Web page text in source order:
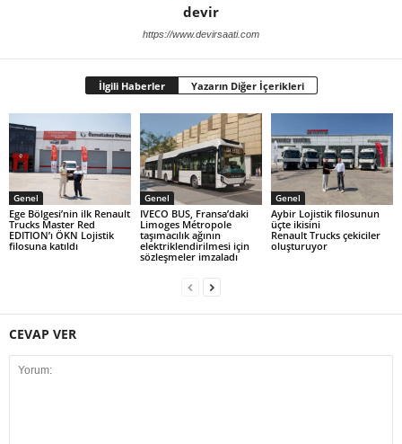
devir
https://www.devirsaati.com
İlgili Haberler Yazarın Diğer İçerikleri
Genel
Ege Bölgesi’nin ilk Renault
Trucks Master Red
EDITION’ı ÖKN Lojistik
filosuna katıldı
Genel
IVECO BUS, Fransa’daki
Limoges Métropole
taşımacılık ağının
elektriklendirilmesi için
sözleşmeler imzaladı
Genel
Aybir Lojistik filosunun
üçte ikisini
Renault Trucks çekiciler
oluşturuyor
CEVAP VER